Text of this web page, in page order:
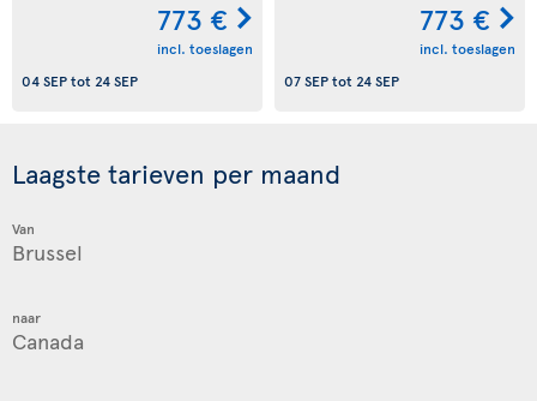
773 €
incl. toeslagen
04 SEPtot 24 SEP
773 €
incl. toeslagen
07 SEPtot 24 SEP
Laagste tarieven per maand
Van
naar